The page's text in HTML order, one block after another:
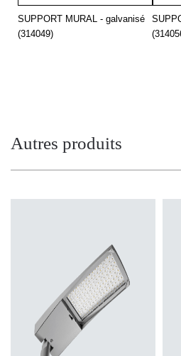
SUPPORT MURAL - galvanisé
(314049)
Autres produits
Température de couleur
Méthode de montage
entrée latérale, dessus de poteau
Source de lumière